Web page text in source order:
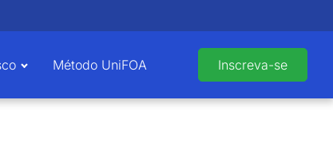
Método UniFOA Inscreva-se